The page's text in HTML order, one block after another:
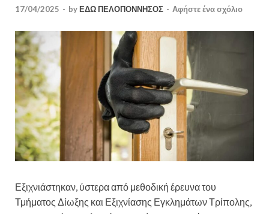
17/04/2025 - byΕΔΩ ΠΕΛΟΠΟΝΝΗΣΟΣ - Αφήστε ένα σχόλιο
Εξιχνιάστηκαν, ύστερα από μεθοδική έρευνα του
Τμήματος Δίωξης και Εξιχνίασης Εγκλημάτων Τρίπολης,